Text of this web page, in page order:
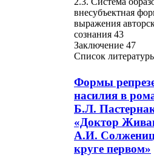
внесубъектная
выражения
сознания 43
Заключение 47
Список
Формы
насилия в
Б.Л.
«Доктор
А.И.
круге первом»